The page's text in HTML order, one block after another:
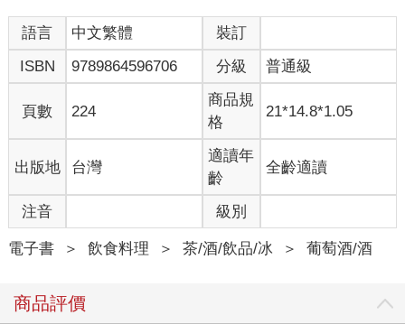
語言 中文繁體
裝訂
ISBN
9789864596706 分級 普通級
頁數 224
商品規
格
21*14.8*1.05
出版地 台灣
適讀年
齡
全齡適讀
注音 級別
電子書 ＞ 飲食料理 ＞ 茶/酒/飲品/冰 ＞ 葡萄酒/酒
商品評價